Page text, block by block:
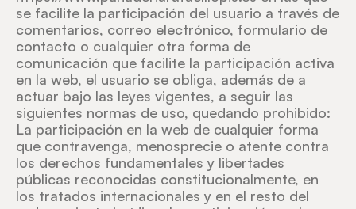
se facilite la participación del usuario a través de
comentarios, correo electrónico, formulario de
contacto o cualquier otra forma de
comunicación que facilite la participación activa
en la web, el usuario se obliga, además de a
actuar bajo las leyes vigentes, a seguir las
siguientes normas de uso, quedando prohibido:
La participación en la web de cualquier forma
que contravenga, menosprecie o atente contra
los derechos fundamentales y libertades
públicas reconocidas constitucionalmente, en
los tratados internacionales y en el resto del